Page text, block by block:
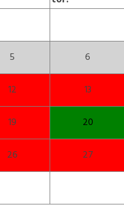
5 6
12 13
19 20
26 27